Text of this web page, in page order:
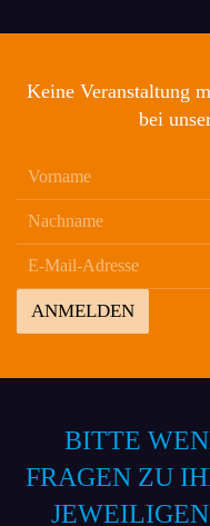
Keine Veranstaltung
bei
ANMELDEN
BITTE
FRAGEN ZU